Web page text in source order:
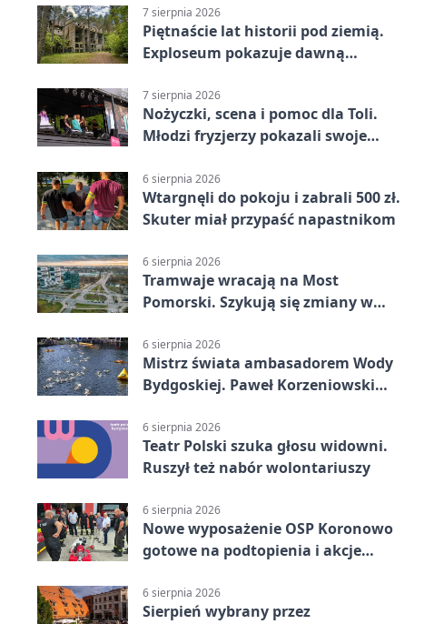
7 sierpnia 2026
Piętnaście lat historii pod ziemią.
Exploseum pokazuje dawną
7 sierpnia 2026
Nożyczki, scena i pomoc dla Toli.
Młodzi fryzjerzy pokazali swoje
6 sierpnia 2026
Wtargnęli do pokoju i zabrali 500 zł.
Skuter miał przypaść napastnikom
6 sierpnia 2026
Tramwaje wracają na Most
Pomorski. Szykują się zmiany w
6 sierpnia 2026
Mistrz świata ambasadorem Wody
Bydgoskiej. Paweł Korzeniowski
6 sierpnia 2026
Teatr Polski szuka głosu widowni.
Ruszył też nabór wolontariuszy
6 sierpnia 2026
Nowe wyposażenie OSP Koronowo
gotowe na podtopienia i akcje
6 sierpnia 2026
Sierpień wybrany przez